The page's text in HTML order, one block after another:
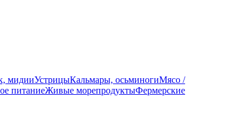
мидииУстрицыКальмары, осьминогиМясо /
питаниеЖивые морепродуктыФермерские